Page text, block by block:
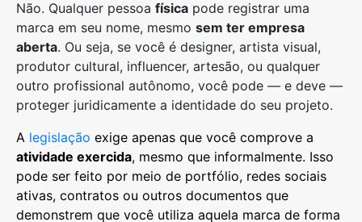
Não. Qualquer pessoa física pode registrar uma
marca em seu nome, mesmo sem ter empresa
aberta. Ou seja, se você é designer, artista visual,
produtor cultural, influencer, artesão, ou qualquer
outro profissional autônomo, você pode — e deve —
proteger juridicamente a identidade do seu projeto.
A legislação exige apenas que você comprove a
atividade exercida, mesmo que informalmente. Isso
pode ser feito por meio de portfólio, redes sociais
ativas, contratos ou outros documentos que
demonstrem que você utiliza aquela marca de forma